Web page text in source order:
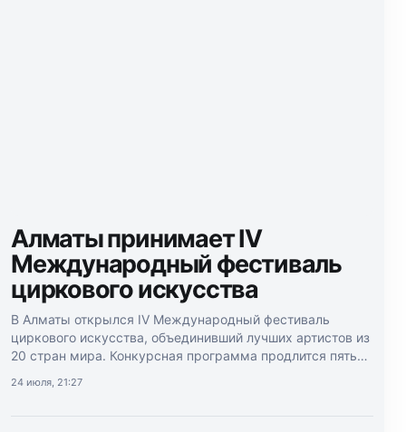
Алматы принимает IV
Международный фестиваль
циркового искусства
В Алматы открылся IV Международный фестиваль
циркового искусства, объединивший лучших артистов из
20 стран мира. Конкурсная программа продлится пять
24 июля, 21:27